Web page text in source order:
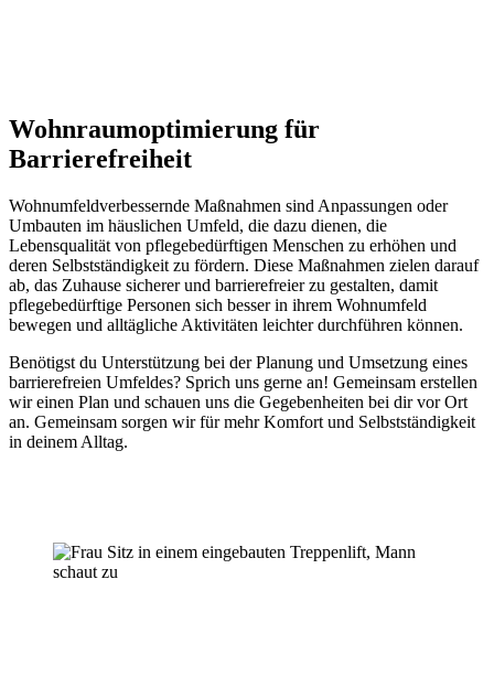
Wohnraumoptimierung für
Barrierefreiheit
Wohnumfeldverbessernde Maßnahmen sind Anpassungen oder
Umbauten im häuslichen Umfeld, die dazu dienen, die
Lebensqualität von pflegebedürftigen Menschen zu erhöhen und
deren Selbstständigkeit zu fördern. Diese Maßnahmen zielen darauf
ab, das Zuhause sicherer und barrierefreier zu gestalten, damit
pflegebedürftige Personen sich besser in ihrem Wohnumfeld
bewegen und alltägliche Aktivitäten leichter durchführen können.
Benötigst du Unterstützung bei der Planung und Umsetzung eines
barrierefreien Umfeldes? Sprich uns gerne an! Gemeinsam erstellen
wir einen Plan und schauen uns die Gegebenheiten bei dir vor Ort
an. Gemeinsam sorgen wir für mehr Komfort und Selbstständigkeit
in deinem Alltag.